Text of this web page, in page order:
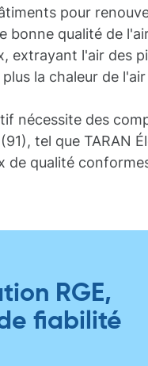
pour
bonne qualité de
extrayant l'air des
la chaleur de
nécessite des
tel que TARAN
qualité
RGE,
fiabilité